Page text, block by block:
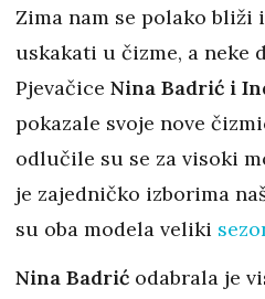
Zima nam se polako bliži
uskakati u čizme, a neke
Pjevačice Nina Badrić i
pokazale svoje nove
odlučile su se za visoki
je zajedničko izborima
su oba modela veliki
Nina Badrić odabrala je